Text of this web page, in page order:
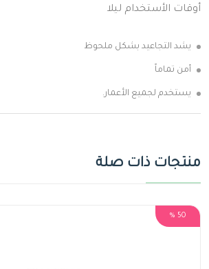
أوقات الأستخدام ليلا
يشد التجاعيد بشكل ملحوظ
أمن تماماً
يستخدم لجميع الأعمار.
منتجات ذات صلة
50 %